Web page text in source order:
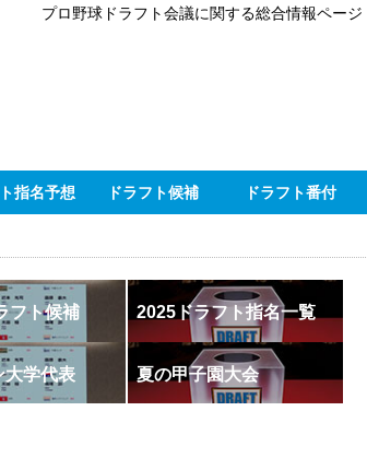
プロ野球ドラフト会議に関する総合情報ページ
指名予想 ドラフト候補 ドラフト番付
フト候補 2025ドラフト指名一覧
大学代表 夏の甲子園大会